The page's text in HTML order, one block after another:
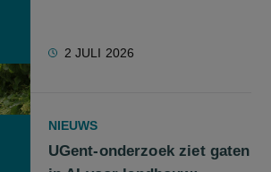
2 JULI 2026
NIEUWS
UGent-onderzoek ziet gaten